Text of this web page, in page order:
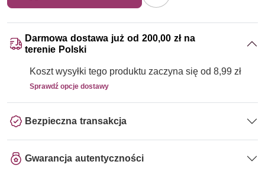
Darmowa dostawa już od 200,00 zł na
terenie Polski
Koszt wysyłki tego produktu zaczyna się od 8,99 zł
Sprawdź opcje dostawy
Bezpieczna transakcja
Gwarancja autentyczności